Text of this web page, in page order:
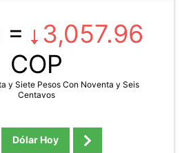
=
3,057.96
COP
y Siete Pesos Con Noventa y Seis
Centavos
Dólar Hoy